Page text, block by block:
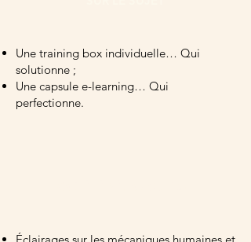
Une training box individuelle… Qui
solutionne ;
Une capsule e-learning… Qui
perfectionne.